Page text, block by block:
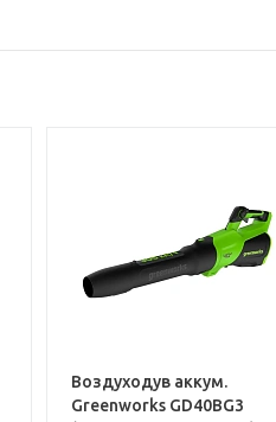
Воздуходув аккум.
Greenworks GD40BG3